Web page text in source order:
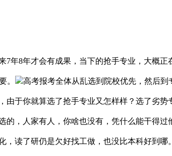
8年才会有成果，当下的抢手专业，大概正
。 高考报考全体从乱选到院校优先，然后
于你就算选了抢手专业又怎样样？选了劣
，人家有人，你啥也没有，凭什么能干得
，读了研仍是欠好找工做，也没比本科好到